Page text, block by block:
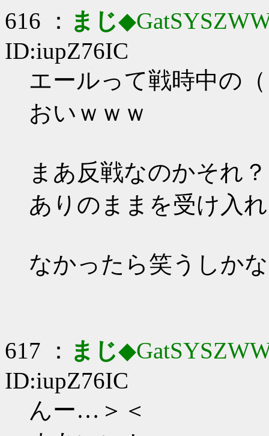
616 ： まじ
ID:iupZ76IC
エールって戦時中の
おいｗｗｗ
まあ反戦なのかそれ？
ありのままを受け入
なかったら笑うしか
617 ： まじ
ID:iupZ76IC
んー…＞＜